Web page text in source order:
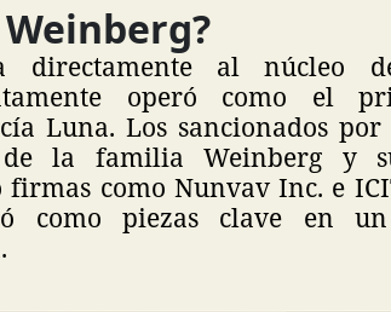
al núcleo
operó como el
Luna. Los sancionados
la familia Weinberg y
firmas como Nunvav Inc. e
como piezas clave en